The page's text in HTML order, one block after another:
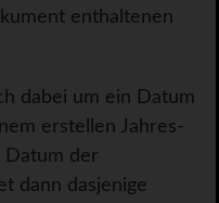
enthaltenen
dabei um ein Datum
erstellen Jahres-
Datum der
dann dasjenige